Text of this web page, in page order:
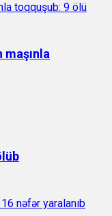
maşınla